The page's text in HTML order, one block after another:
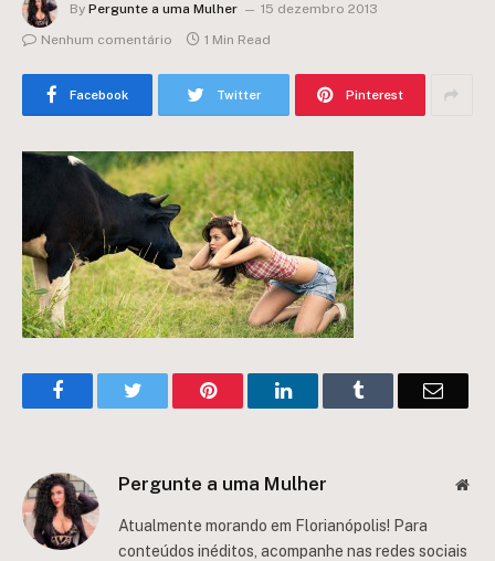
By Pergunte a uma Mulher
15 dezembro 2013
Nenhum comentário
1 Min Read
Facebook Twitter Pinterest
FacebookTwitter Pinterest LinkedInTumblr Email
Pergunte a uma Mulher
Atualmente morando em Florianópolis! Para
conteúdos inéditos, acompanhe nas redes sociais